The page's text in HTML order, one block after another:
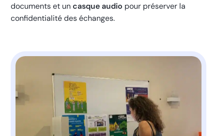
documents et uncasque audio pour préserver la
confidentialité des échanges.